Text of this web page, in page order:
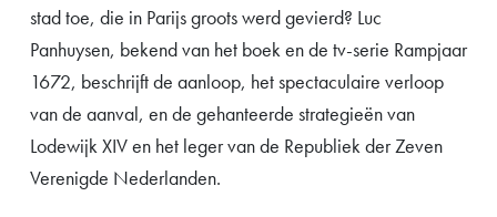
stad toe, die in Parijs groots werd gevierd? Luc
Panhuysen, bekend van het boek en de tv-serie Rampjaar
1672, beschrijft de aanloop, het spectaculaire verloop
van de aanval, en de gehanteerde strategieën van
Lodewijk XIV en het leger van de Republiek der Zeven
Verenigde Nederlanden.